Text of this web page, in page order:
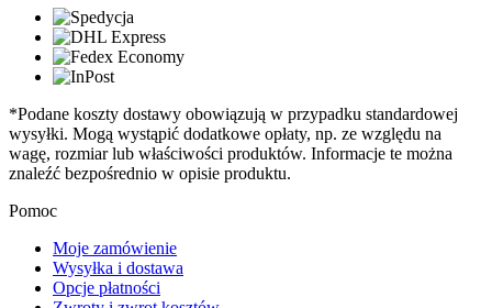
*Podane koszty dostawy obowiązują w przypadku standardowej
wysyłki. Mogą wystąpić dodatkowe opłaty, np. ze względu na
wagę, rozmiar lub właściwości produktów. Informacje te można
znaleźć bezpośrednio w opisie produktu.
Pomoc
Moje zamówienie
Wysyłka i dostawa
Opcje płatności